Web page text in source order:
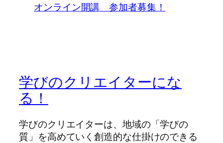
オンライン開講 参加者募集！
学びのクリエイターにな
る！
学びのクリエイターは、地域の「学びの
質」を高めていく創造的な仕掛けのできる